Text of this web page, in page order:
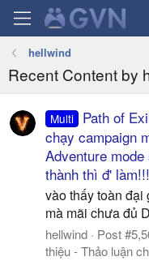
hellwind
Recent Content by
Multi
Path of
chạy campaign
Adventure
thành thì đ' làm!!!
vào thấy toàn đại
mà mãi chưa đủ
hellwind Post
thiệu - Thảo luận